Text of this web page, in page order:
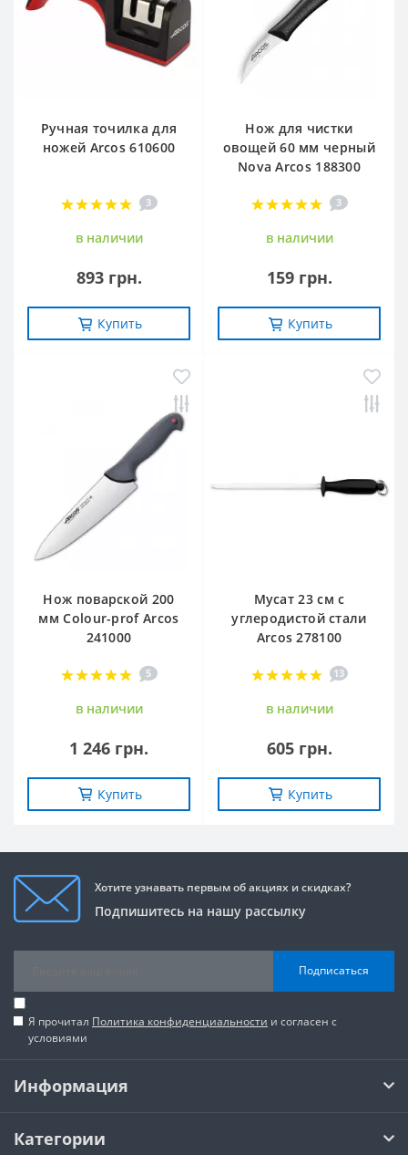
Ручная точилка для
ножей Arcos 610600
3
в наличии
893 грн.
Купить
Нож для чистки
овощей 60 мм черный
Nova Arcos 188300
3
в наличии
159 грн.
Купить
Нож поварской 200
мм Сolour-prof Arcos
241000
5
в наличии
1 246 грн.
Купить
Мусат 23 см с
углеродистой стали
Arcos 278100
13
в наличии
605 грн.
Купить
Хотите узнавать первым об акциях и скидках?
Подпишитесь на нашу рассылку
Подписаться
Я прочитал Политика конфиденциальности и согласен с
условиями
Информация
Категории